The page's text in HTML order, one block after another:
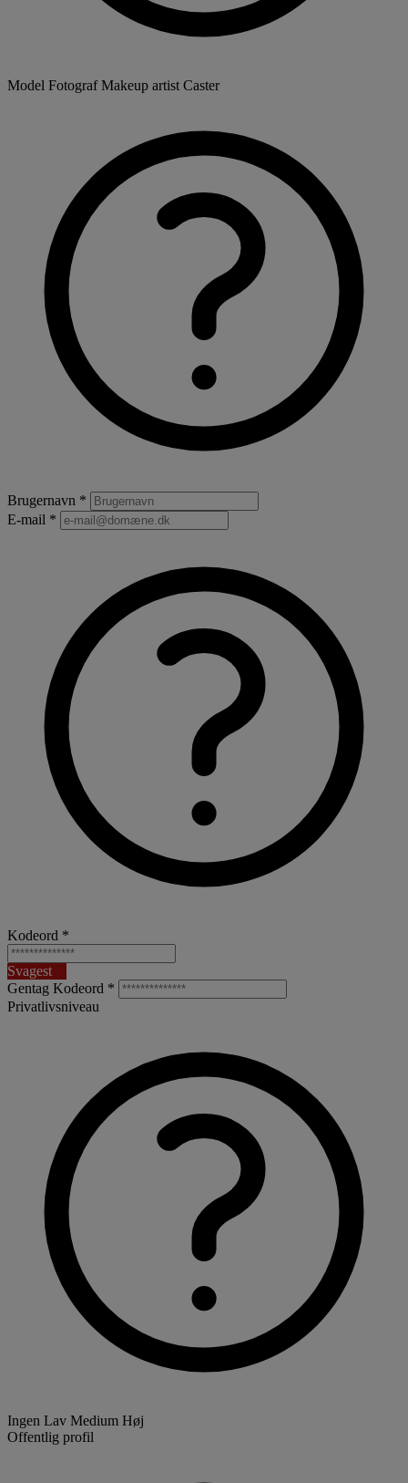
Model FotografMakeup artist Caster
Brugernavn *
E-mail *
Kodeord *
Svagest
Gentag Kodeord *
Privatlivsniveau
Ingen Lav Medium Høj
Offentlig profil